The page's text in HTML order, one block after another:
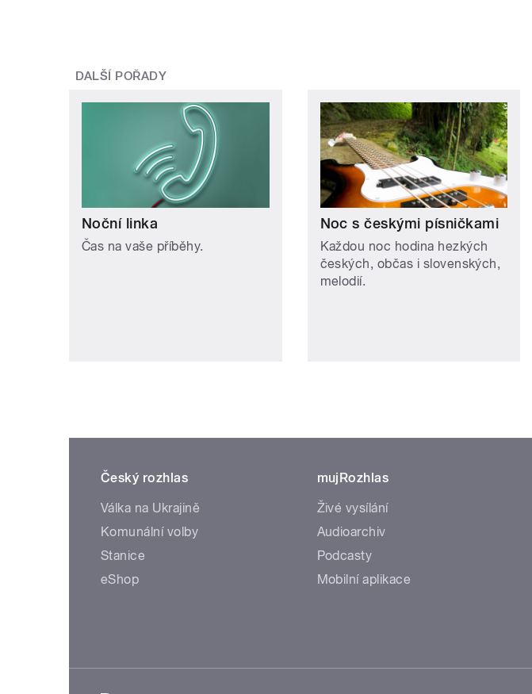
DALŠÍ POŘADY
Noční linka
Čas na vaše příběhy.
Noc s českými písničkami
Každou noc hodina hezkých
českých, občas i slovenských,
melodií.
Český rozhlas
Válka na Ukrajině
Komunální volby
Stanice
eShop
mujRozhlas
Živé vysílání
Audioarchiv
Podcasty
Mobilní aplikace